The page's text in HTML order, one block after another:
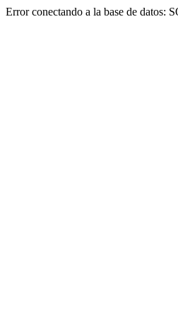
Error conectando a la base de